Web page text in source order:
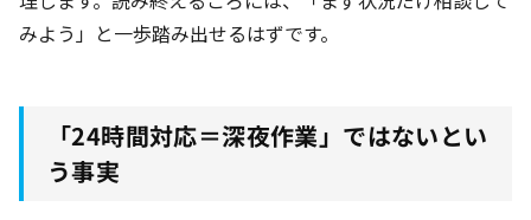
みよう」と一歩踏み出せるはずです。
「24時間対応＝深夜作業」ではないとい
う事実